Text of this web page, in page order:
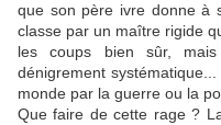
que son père ivre donne à
classe par un maître rigide
les coups bien sûr,
dénigrement
monde par la guerre ou la
Que faire de cette rage ?